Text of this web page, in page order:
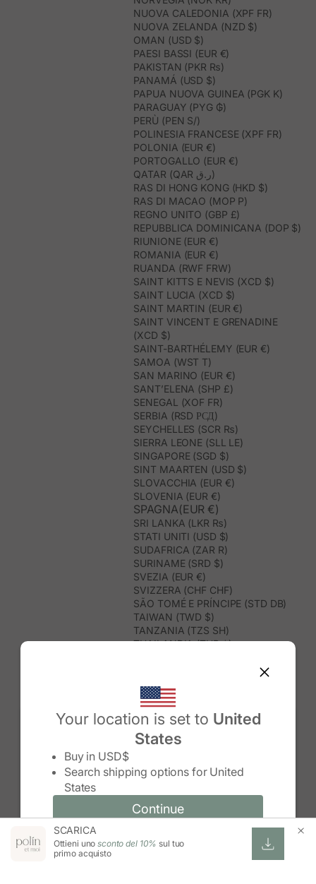
Your location is set to United
States
Buy in USD$
Search shipping options for United
States
Continue
Change country/region and language
Change country/region
Continue
NUOVA CALEDONIA (XPF FR)
NUOVA ZELANDA (NZD $)
OMAN (USD $)
PAESI BASSI (EUR €)
PAKISTAN (PKR ₨)
PANAMÁ (USD $)
PAPUA NUOVA GUINEA (PGK K)
PARAGUAY (PYG ₲)
PERÙ (PEN S/)
POLINESIA FRANCESE (XPF FR)
POLONIA (EUR €)
PORTOGALLO (EUR €)
QATAR (QAR ر.ق)
RAS DI HONG KONG (HKD $)
RAS DI MACAO (MOP P)
REGNO UNITO (GBP £)
REPUBBLICA DOMINICANA (DOP $)
RIUNIONE (EUR €)
ROMANIA (EUR €)
RUANDA (RWF FRW)
SAINT KITTS E NEVIS (XCD $)
SAINT LUCIA (XCD $)
SAINT MARTIN (EUR €)
SAINT VINCENT E GRENADINE
(XCD $)
SAINT-BARTHÉLEMY (EUR €)
SAMOA (WST T)
SAN MARINO (EUR €)
SANT’ELENA (SHP £)
SENEGAL (XOF FR)
SERBIA (RSD РСД)
SEYCHELLES (SCR ₨)
SIERRA LEONE (SLL LE)
SINGAPORE (SGD $)
SINT MAARTEN (USD $)
SLOVACCHIA (EUR €)
SLOVENIA (EUR €)
SPAGNA(EUR €)
SRI LANKA (LKR ₨)
STATI UNITI (USD $)
SUDAFRICA (ZAR R)
SURINAME (SRD $)
SVEZIA (EUR €)
SVIZZERA (CHF CHF)
SÃO TOMÉ E PRÍNCIPE (STD DB)
TAIWAN (TWD $)
TANZANIA (TZS SH)
THAILANDIA (THB ฿)
TONGA (TOP T$)
TRINIDAD E TOBAGO (TTD $)
TUNISIA (USD $)
TURCHIA (TRY ₺)
TURKMENISTAN (USD $)
UNGHERIA (EUR €)
UZBEKISTAN (UZS SO'M)
VANUATU (VUV VT)
VIETNAM (VND ₫)
WALLIS E FUTUNA (XPF FR)
SCARICA
Ottieni unosconto del 10% sul tuo
primo acquisto